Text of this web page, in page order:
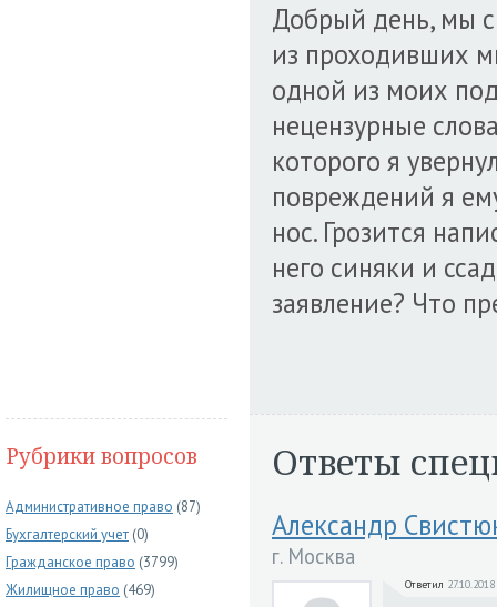
Рубрики вопросов
Административное право (87)
Бухгалтерский учет (0)
Гражданское право (3799)
Жилищное право (469)
Добрый день, мы
из проходивших
одной из моих
нецензурные
которого я
повреждений я
нос. Грозится
него синяки и
заявление? Что
Ответы
Александр
г. Москва
Ответил